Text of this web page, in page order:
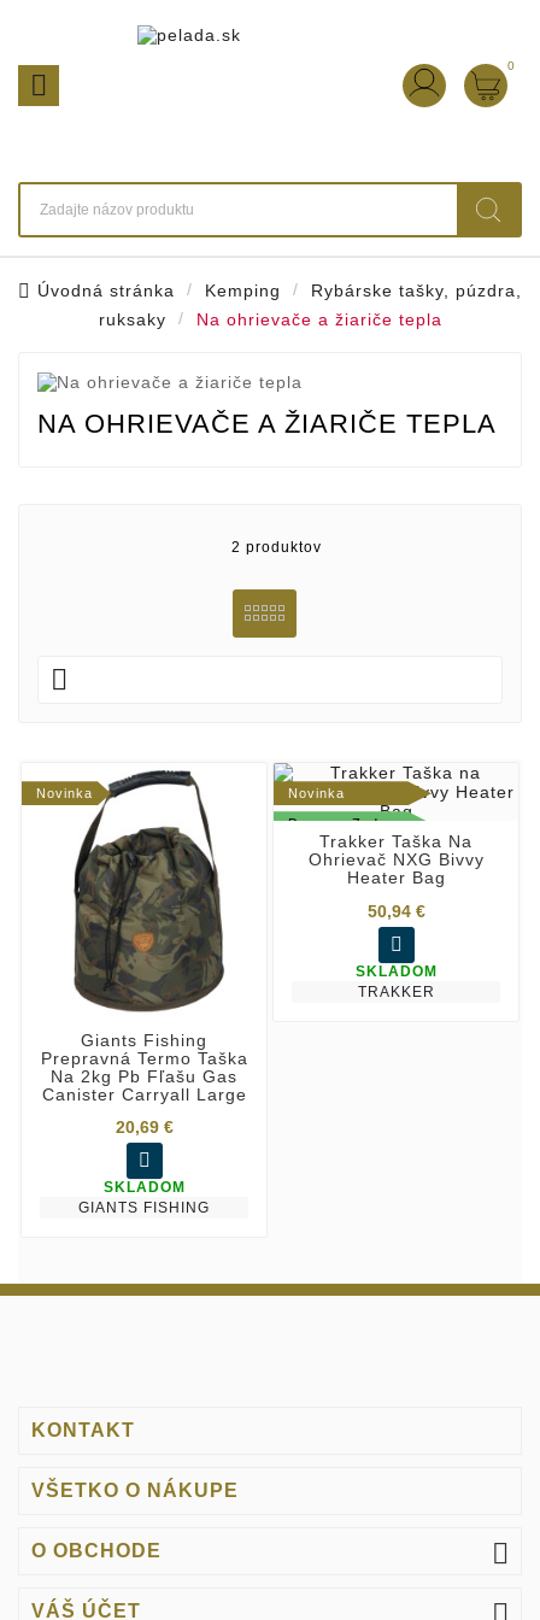

0
Úvodná stránka Kemping
Rybárske tašky, púzdra,
ruksaky
Na ohrievače a žiariče tepla
NA OHRIEVAČE A ŽIARIČE TEPLA
2 produktov

Novinka
Giants Fishing
Prepravná Termo Taška
Na 2kg Pb Fľašu Gas
Canister Carryall Large
20,69 €

SKLADOM
GIANTS FISHING
Novinka
Doprava Zadarmo
Trakker Taška Na
Ohrievač NXG Bivvy
Heater Bag
50,94 €

SKLADOM
TRAKKER
KONTAKT
VŠETKO O NÁKUPE
O OBCHODE 
VÁŠ ÚČET